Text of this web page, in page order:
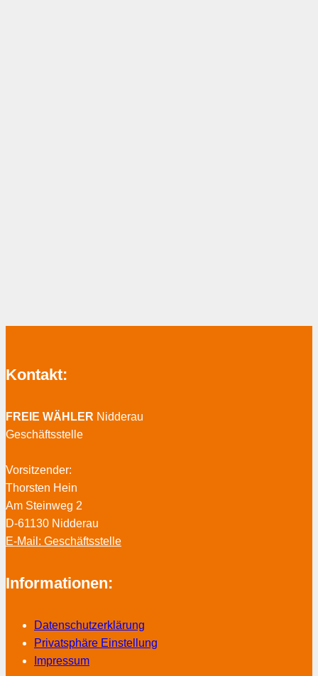
Kontakt:
FREIE WÄHLER Nidderau
Geschäftsstelle
Vorsitzender:
Thorsten Hein
Am Steinweg 2
D-61130 Nidderau
E-Mail: Geschäftsstelle
Informationen:
Datenschutzerklärung
Privatsphäre Einstellung
Impressum